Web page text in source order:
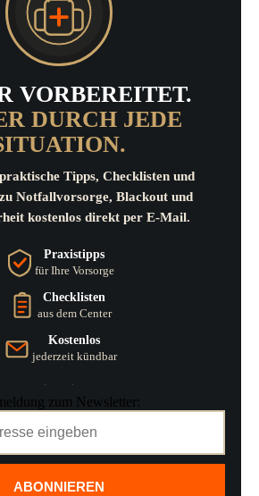
VORBEREITET.
DURCH JEDE
Tipps, Checklisten und
Notfallvorsorge, Blackout und
kostenlos direkt per E-Mail.
Praxistipps
für Ihre Vorsorge
Checklisten
aus dem Center
Kostenlos
jederzeit kündbar
zum Newsletter:
ABONNIEREN